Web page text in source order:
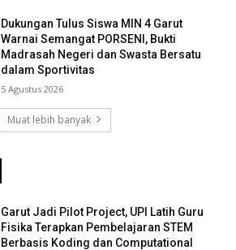
Dukungan Tulus Siswa MIN 4 Garut
Warnai Semangat PORSENI, Bukti
Madrasah Negeri dan Swasta Bersatu
dalam Sportivitas
5 Agustus 2026
Muat lebih banyak
Garut Jadi Pilot Project, UPI Latih Guru
Fisika Terapkan Pembelajaran STEM
Berbasis Koding dan Computational